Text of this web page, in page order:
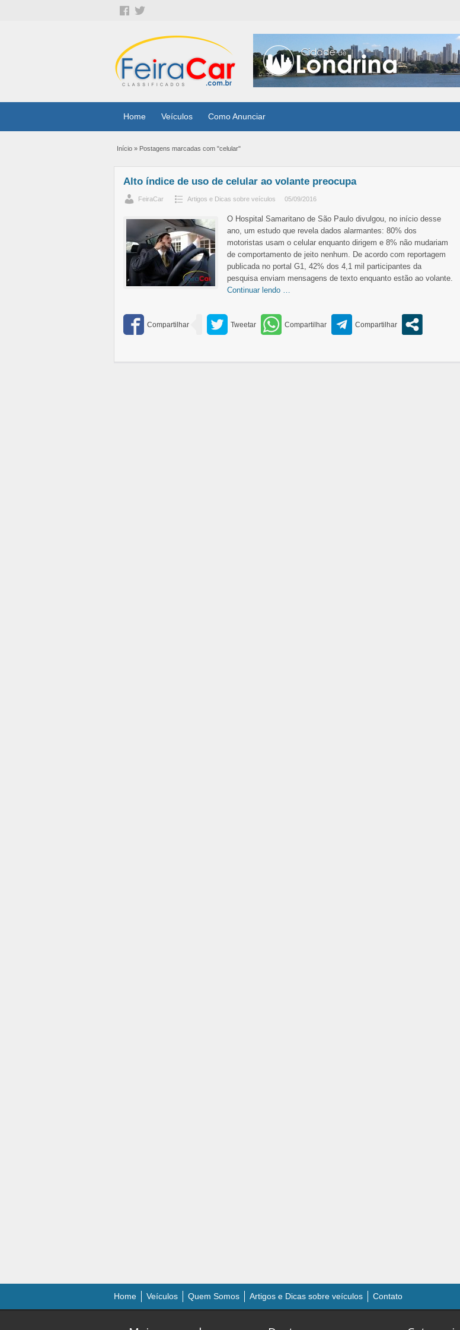
Home Veículos Como Anunciar
Início » Postagens marcadas com "celular"
Alto índice de uso de celular ao volante preocupa
FeiraCar Artigos e Dicas sobre veículos 05/09/2016
O Hospital Samaritano de São Paulo divulgou, no início desse
ano, um estudo que revela dados alarmantes: 80% dos
motoristas usam o celular enquanto dirigem e 8% não mudariam
de comportamento de jeito nenhum. De acordo com reportagem
publicada no portal G1, 42% dos 4,1 mil participantes da
pesquisa enviam mensagens de texto enquanto estão ao volante.
Continuar lendo …
Home Veículos Quem Somos Artigos e Dicas sobre veículos Contato